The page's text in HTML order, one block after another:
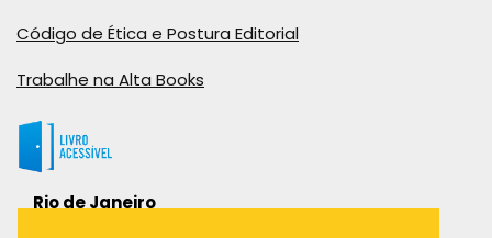
Código de Ética e Postura Editorial
Trabalhe na Alta Books
Rio de Janeiro